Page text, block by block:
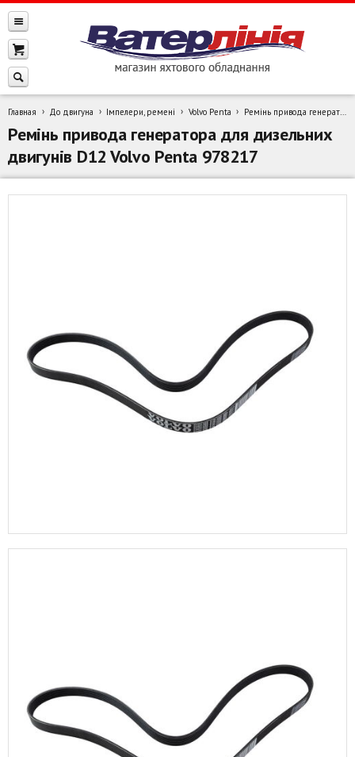
Главная До двигуна Імпелери, ремені Volvo Penta Ремінь привода генератора для дизельних двигунів D12 Volvo Penta 978217
Ремінь привода генератора для дизельних
двигунів D12 Volvo Penta 978217